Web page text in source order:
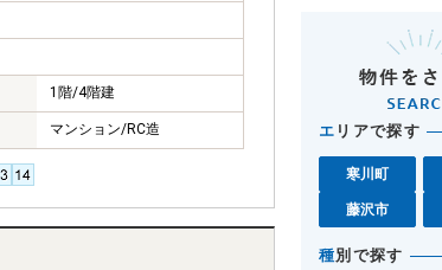
1階/4階建
マンション/RC造 エ リアで探す
寒川町
藤沢市
種別で探す